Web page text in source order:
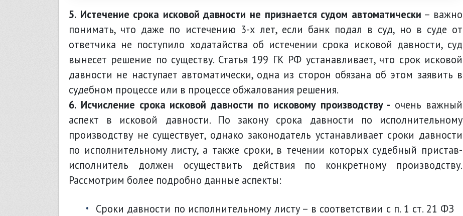
5. Истечение срока исковой давности не признается судом автоматически – важно
понимать, что даже по истечению 3-х лет, если банк подал в суд, но в суде от
ответчика не поступило ходатайства об истечении срока исковой давности, суд
вынесет решение по существу. Статья 199 ГК РФ устанавливает, что срок исковой
давности не наступает автоматически, одна из сторон обязана об этом заявить в
судебном процессе или в процессе обжалования решения.
6. Исчисление срока исковой давности по исковому производству - очень важный
аспект в исковой давности. По закону срока давности по исполнительному
производству не существует, однако законодатель устанавливает сроки давности
по исполнительному листу, а также сроки, в течении которых судебный пристав-
исполнитель должен осуществить действия по конкретному производству.
Рассмотрим более подробно данные аспекты:
сроки давности по исполнительному листу – в соответствии с п. 1 ст. 21 ФЗ